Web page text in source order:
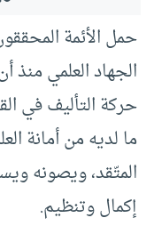
حمل الأئمة
الجهاد العلمي
حركة التأليف في
ما لديه من أمانة
المتّقد، ويصونه
إكمال وتنظيم.